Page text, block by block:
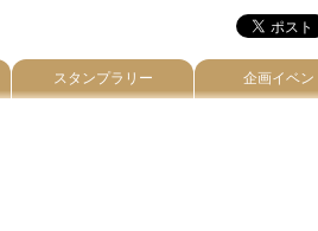
スタンプラリー 企画イベン